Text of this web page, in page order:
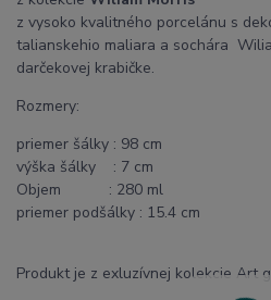
z vysoko kvalitného porcelánu s
talianskehio maliara a sochára
darčekovej krabičke.
Rozmery:
priemer šálky : 98 cm
výška šálky : 7 cm
Objem : 280 ml
priemer podšálky : 15.4 cm
Produkt je z exluzívnej kolekcie Art